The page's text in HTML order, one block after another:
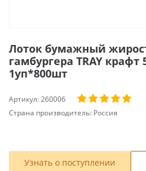
Лоток бумажный
гамбургера TRAY
1уп*800шт
Артикул:260006
Страна производитель: Россия
Узнать о поступлении